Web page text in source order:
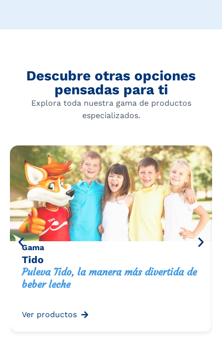
Descubre otras opciones
pensadas para ti
Explora toda nuestra gama de productos
especializados.
Gama
Tido
Puleva Tido, la manera más divertida de
beber leche
Ver productos